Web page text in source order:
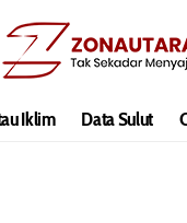
Iklim Data Sulut